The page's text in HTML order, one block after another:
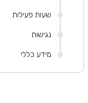
שעות פעילות
נגישות
מידע כללי